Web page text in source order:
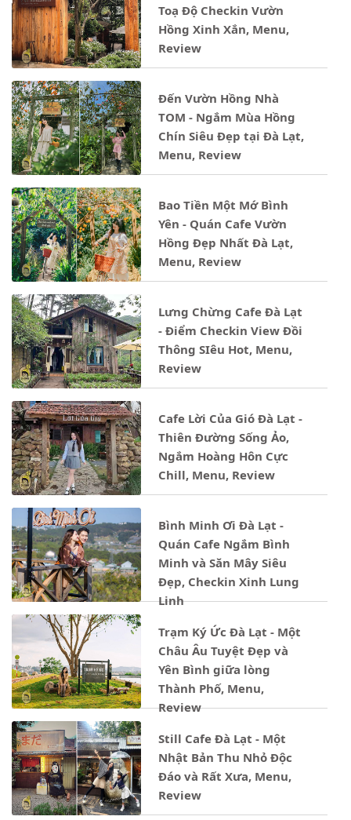
Toạ Độ Checkin Vườn
Hồng Xinh Xắn, Menu,
Review
Đến Vườn Hồng Nhà
TOM - Ngắm Mùa Hồng
Chín Siêu Đẹp tại Đà Lạt,
Menu, Review
Bao Tiền Một Mớ Bình
Yên - Quán Cafe Vườn
Hồng Đẹp Nhất Đà Lạt,
Menu, Review
Lưng Chừng Cafe Đà Lạt
- Điểm Checkin View Đồi
Thông SIêu Hot, Menu,
Review
Cafe Lời Của Gió Đà Lạt -
Thiên Đường Sống Ảo,
Ngắm Hoàng Hôn Cực
Chill, Menu, Review
Bình Minh Ơi Đà Lạt -
Quán Cafe Ngắm Bình
Minh và Săn Mây Siêu
Đẹp, Checkin Xinh Lung
Linh
Trạm Ký Ức Đà Lạt - Một
Châu Âu Tuyệt Đẹp và
Yên Bình giữa lòng
Thành Phố, Menu,
Review
Still Cafe Đà Lạt - Một
Nhật Bản Thu Nhỏ Độc
Đáo và Rất Xưa, Menu,
Review